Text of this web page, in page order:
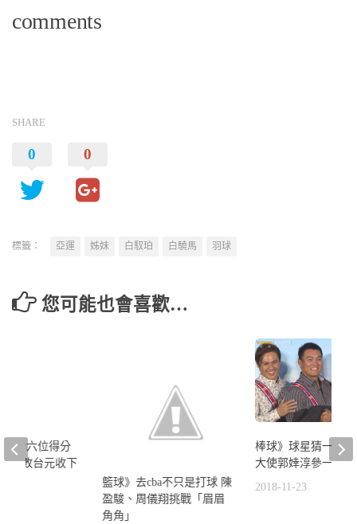
comments
SHARE
0 0
標籤： 亞運 姊妹 白馭珀 白驍馬 羽球
您可能也會喜歡…
籃球》去cba不只是打球 陳
盈駿、周儀翔挑戰「眉眉
角角」
棒球》球星猜一猜
大使郭婞淳參一咖
2018-11-23
陣中六位得分
擊敗台元收下